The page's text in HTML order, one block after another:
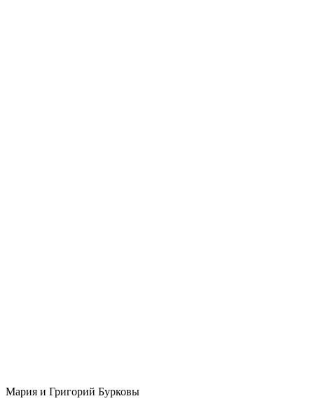
Мария и Григорий Бурковы